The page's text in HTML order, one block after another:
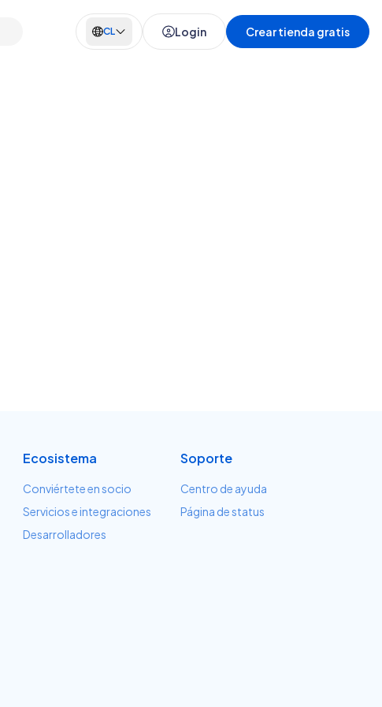
CL Login Crear tienda gratis
Ecosistema
Conviértete en socio
Servicios e integraciones
Desarrolladores
Soporte
Centro de ayuda
Página de status